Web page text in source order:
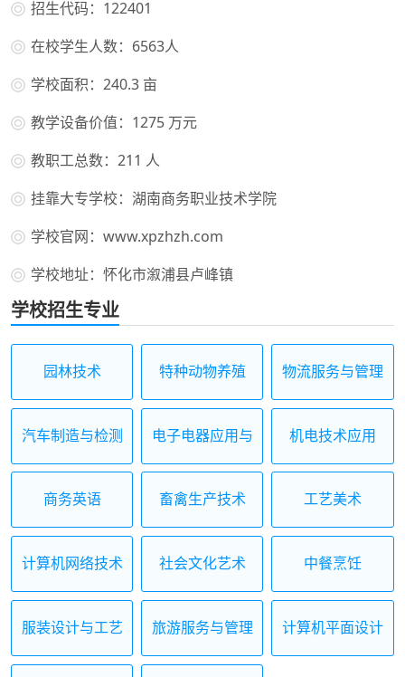
招生代码：122401
在校学生人数：6563人
学校面积：240.3 亩
教学设备价值：1275 万元
教职工总数：211 人
挂靠大专学校：湖南商务职业技术学院
学校官网：www.xpzhzh.com
学校地址：怀化市溆浦县卢峰镇
学校招生专业
园林技术 特种动物养殖 物流服务与管理
汽车制造与检测
电子电器应用与
机电技术应用
商务英语 畜禽生产技术 工艺美术
计算机网络技术 社会文化艺术 中餐烹饪
服装设计与工艺 旅游服务与管理 计算机平面设计